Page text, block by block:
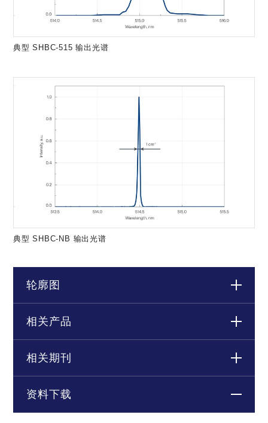
典型 SHBC-515 输出光谱
典型 SHBC-NB 输出光谱
轮廓图
相关产品
相关期刊
资料下载